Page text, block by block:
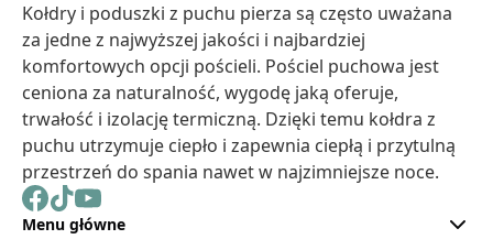
Kołdry i poduszki z puchu pierza są często uważana
za jedne z najwyższej jakości i najbardziej
komfortowych opcji pościeli. Pościel puchowa jest
ceniona za naturalność, wygodę jaką oferuje,
trwałość i izolację termiczną. Dzięki temu kołdra z
puchu utrzymuje ciepło i zapewnia ciepłą i przytulną
przestrzeń do spania nawet w najzimniejsze noce.
Menu główne